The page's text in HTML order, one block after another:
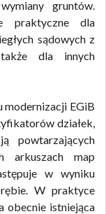
gruntów.
praktyczne dla
sądowych z
dla innych
modernizacji EGiB
działek,
powtarzających
arkuszach map
w wyniku
W praktyce
obecnie istniejąca